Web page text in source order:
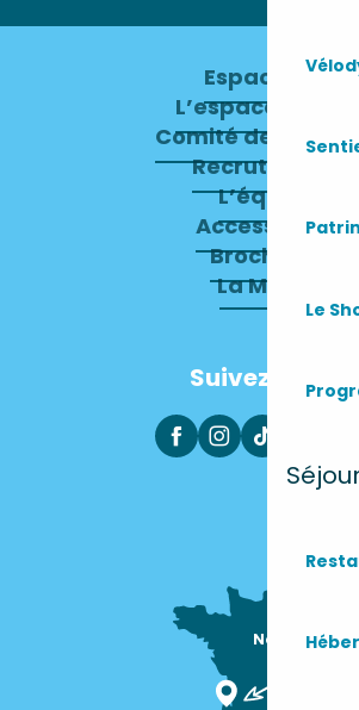
Le
Espace pro
L’espace presse
Comité de
Recrutement
L’équipe
Accessibilité
Brochures
La Mairie
Suivez-nous
Nous